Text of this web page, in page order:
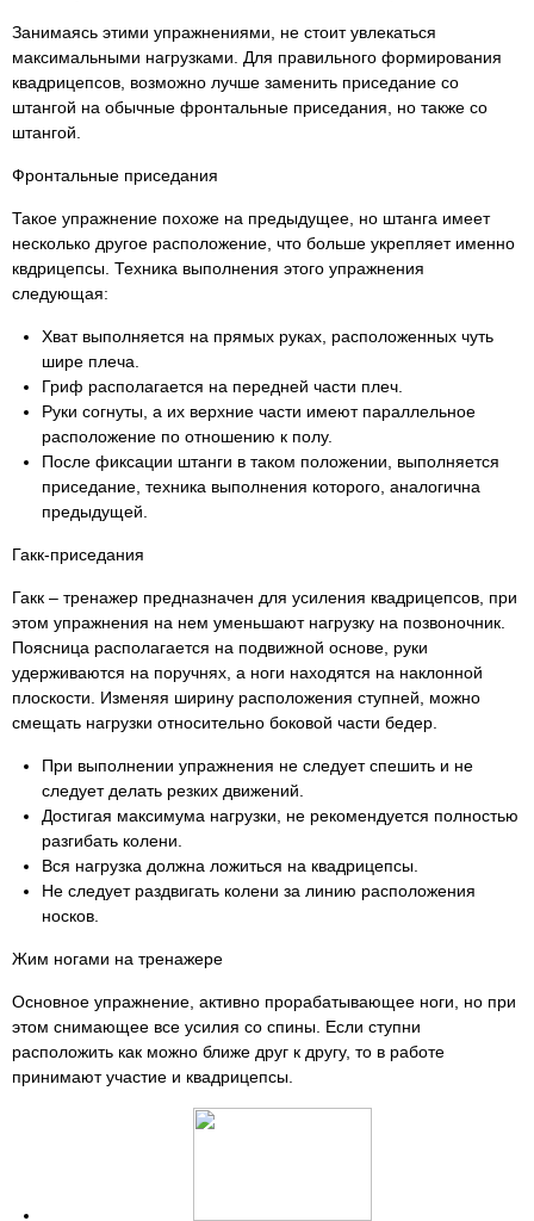
Занимаясь этими упражнениями, не стоит увлекаться
максимальными нагрузками. Для правильного формирования
квадрицепсов, возможно лучше заменить приседание со
штангой на обычные фронтальные приседания, но также со
штангой.
Фронтальные приседания
Такое упражнение похоже на предыдущее, но штанга имеет
несколько другое расположение, что больше укрепляет именно
квдрицепсы. Техника выполнения этого упражнения
следующая:
Хват выполняется на прямых руках, расположенных чуть
шире плеча.
Гриф располагается на передней части плеч.
Руки согнуты, а их верхние части имеют параллельное
расположение по отношению к полу.
После фиксации штанги в таком положении, выполняется
приседание, техника выполнения которого, аналогична
предыдущей.
Гакк-приседания
Гакк – тренажер предназначен для усиления квадрицепсов, при
этом упражнения на нем уменьшают нагрузку на позвоночник.
Поясница располагается на подвижной основе, руки
удерживаются на поручнях, а ноги находятся на наклонной
плоскости. Изменяя ширину расположения ступней, можно
смещать нагрузки относительно боковой части бедер.
При выполнении упражнения не следует спешить и не
следует делать резких движений.
Достигая максимума нагрузки, не рекомендуется полностью
разгибать колени.
Вся нагрузка должна ложиться на квадрицепсы.
Не следует раздвигать колени за линию расположения
носков.
Жим ногами на тренажере
Основное упражнение, активно прорабатывающее ноги, но при
этом снимающее все усилия со спины. Если ступни
расположить как можно ближе друг к другу, то в работе
принимают участие и квадрицепсы.